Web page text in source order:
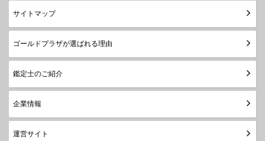
サイトマップ
ゴールドプラザが選ばれる理由
鑑定士のご紹介
企業情報
運営サイト